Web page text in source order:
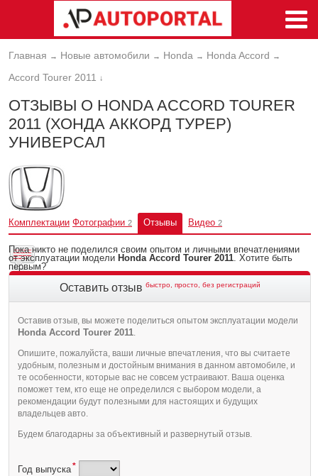
Главная → Новые автомобили → Honda → Honda Accord →
Accord Tourer 2011 ↓
ОТЗЫВЫ О HONDA ACCORD TOURER
2011 (ХОНДА АККОРД ТУРЕР)
УНИВЕРСАЛ
Комплектации Фотографии 2 Отзывы Видео 2
Пока никто не поделился своим опытом и личными впечатлениями
от эксплуатации модели Honda Accord Tourer 2011 . Хотите быть
первым?
Оставить отзыв быстро, просто, без регистраций
Оставив отзыв, вы можете поделиться опытом эксплуатации модели
Honda Accord Tourer 2011.
Опишите, пожалуйста, ваши личные впечатления, что вы считаете
удобным, полезным и достойным внимания в данном автомобиле, и
те особенности, которые вас не совсем устраивают. Ваша оценка
поможет тем, кто еще не определился с выбором модели, а
рекомендации будут полезными для настоящих и будущих
владельцев авто.
Будем благодарны за объективный и развернутый отзыв.
Год выпуска*